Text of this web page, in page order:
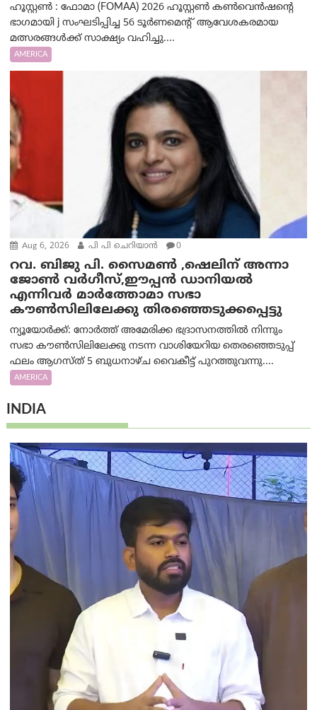
ഹൂസ്റ്റൺ : ഫോമാ (FOMAA) 2026 ഹൂസ്റ്റൺ കൺവെൻഷന്റെ
ഭാഗമായി j സംഘടിപ്പിച്ച 56 ടൂർണമെന്റ് ആവേശകരമായ
മത്സരങ്ങൾക്ക് സാക്ഷ്യം വഹിച്ചു....
AMERICA
Aug 6, 2026 പി പി ചെറിയാൻ 0
റവ. ബിജു പി. സൈമൺ ,ഷെലിന് അന്നാ
ജോൺ വർഗീസ്,ഈപ്പൻ ഡാനിയൽ
എന്നിവർ മാർത്തോമാ സഭാ
കൗൺസിലിലേക്കു തിരഞ്ഞെടുക്കപ്പെട്ടു
ന്യൂയോർക്ക്: നോർത്ത് അമേരിക്ക ഭദ്രാസനത്തിൽ നിന്നും
സഭാ കൗൺസിലിലേക്കു നടന്ന വാശിയേറിയ തെരഞ്ഞെടുപ്പ്
ഫലം ആഗസ്ത് 5 ബുധനാഴ്ച വൈകീട്ട് പുറത്തുവന്നു....
AMERICA
INDIA